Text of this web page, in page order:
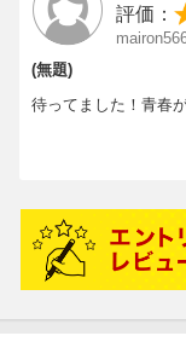
評価：
(無題)
待ってました！青春